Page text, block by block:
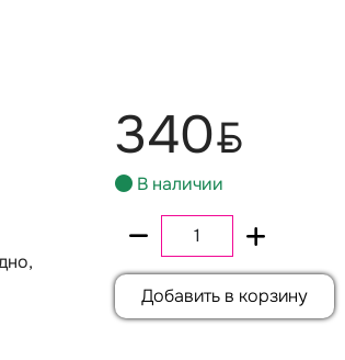
340BYN
В наличии
Добавить в корзину